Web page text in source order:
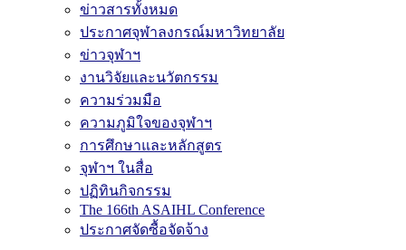
ข่าวสารทั้งหมด
ประกาศจุฬาลงกรณ์มหาวิทยาลัย
ข่าวจุฬาฯ
งานวิจัยและนวัตกรรม
ความร่วมมือ
ความภูมิใจของจุฬาฯ
การศึกษาและหลักสูตร
จุฬาฯ ในสื่อ
ปฏิทินกิจกรรม
The 166th ASAIHL Conference
ประกาศจัดซื้อจัดจ้าง